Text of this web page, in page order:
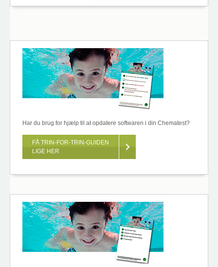
Har du brug for hjælp til at opdatere softwaren i din Chematest?
FÅ TRIN-FOR-TRIN-GUIDEN
LIGE HER